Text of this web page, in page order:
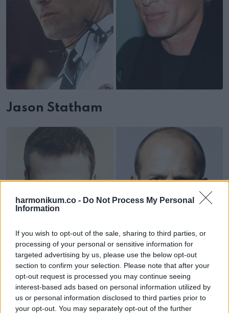
harmonikum.co - Do Not Process My Personal
Information
If you wish to opt-out of the sale, sharing to third parties, or
processing of your personal or sensitive information for
targeted advertising by us, please use the below opt-out
section to confirm your selection. Please note that after your
opt-out request is processed you may continue seeing
interest-based ads based on personal information utilized by
us or personal information disclosed to third parties prior to
your opt-out. You may separately opt-out of the further
Jason Statham
Ben Kingsley